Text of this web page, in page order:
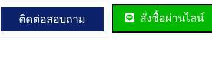
ติดต่อสอบถาม สั่งซื้อผ่านไลน์